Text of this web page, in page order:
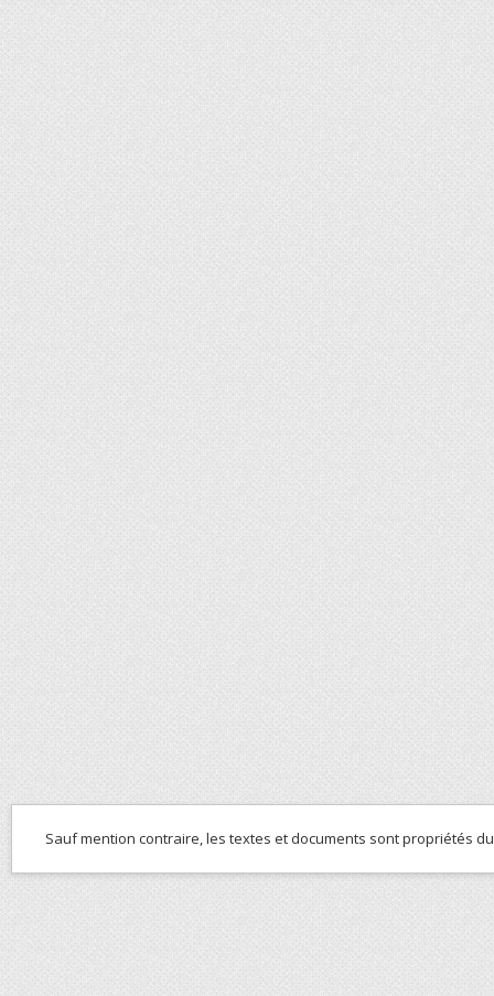
Sauf mention contraire, les textes et documents sont propriétés